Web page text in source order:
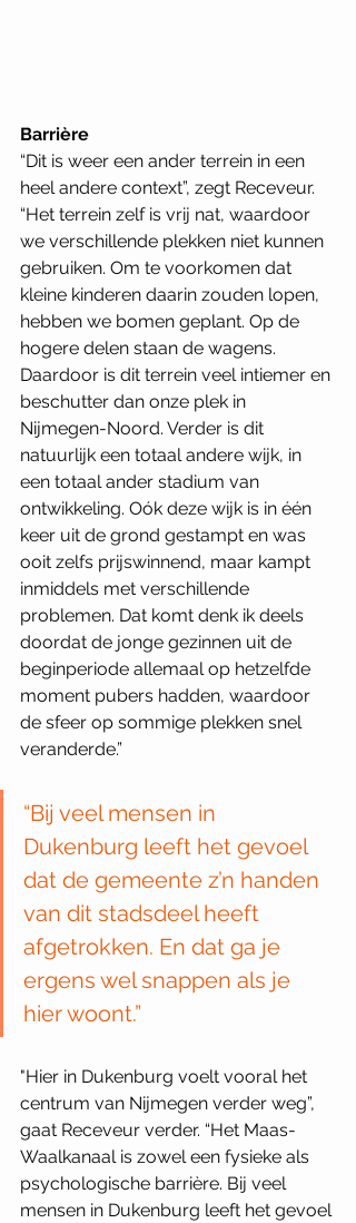
Barrière
“Dit is weer een ander terrein in een
heel andere context”, zegt Receveur.
“Het terrein zelf is vrij nat, waardoor
we verschillende plekken niet kunnen
gebruiken. Om te voorkomen dat
kleine kinderen daarin zouden lopen,
hebben we bomen geplant. Op de
hogere delen staan de wagens.
Daardoor is dit terrein veel intiemer en
beschutter dan onze plek in
Nijmegen-Noord. Verder is dit
natuurlijk een totaal andere wijk, in
een totaal ander stadium van
ontwikkeling. Oók deze wijk is in één
keer uit de grond gestampt en was
ooit zelfs prijswinnend, maar kampt
inmiddels met verschillende
problemen. Dat komt denk ik deels
doordat de jonge gezinnen uit de
beginperiode allemaal op hetzelfde
moment pubers hadden, waardoor
de sfeer op sommige plekken snel
veranderde.”
“Bij veel mensen in
Dukenburg leeft het gevoel
dat de gemeente z’n handen
van dit stadsdeel heeft
afgetrokken. En dat ga je
ergens wel snappen als je
hier woont.”
"Hier in Dukenburg voelt vooral het
centrum van Nijmegen verder weg”,
gaat Receveur verder. “Het Maas-
Waalkanaal is zowel een fysieke als
psychologische barrière. Bij veel
mensen in Dukenburg leeft het gevoel